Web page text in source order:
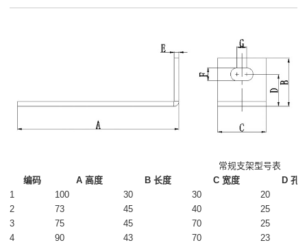
常规支架型号表
编码
A 高度 B 长度 C 宽度
D 孔
1
100 30 30
20
2
73 45 40
25
3
75 45 70
25
4
90 43 70
23